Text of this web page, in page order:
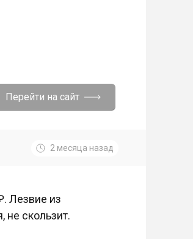
Перейти на сайт
2 месяца назад
Лезвие из
не скользит.